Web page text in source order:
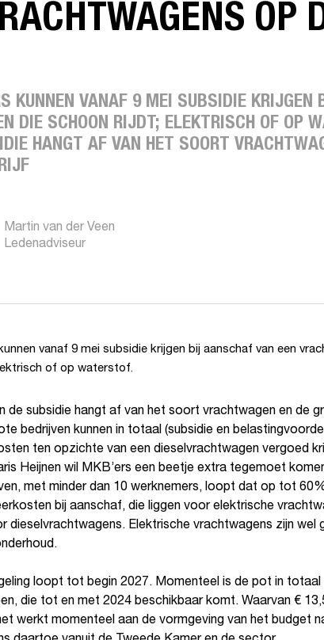
OP
KUNNEN VANAF 9 MEI SUBSIDIE KRIJGEN
DIE SCHOON RIJDT; ELEKTRISCH OF OP
HANGT AF VAN HET SOORT
Martin van der Veen
Ledenadviseur
vanaf 9 mei subsidie krijgen bij aanschaf van een
of op waterstof.
de subsidie hangt af van het soort vrachtwagen en de
bedrijven kunnen in totaal (subsidie en
ten opzichte van een dieselvrachtwagen vergoed
Heijnen wil MKB’ers een beetje extra tegemoet
met minder dan 10 werknemers, loopt dat op tot
bij aanschaf, die liggen voor elektrische
dieselvrachtwagens. Elektrische vrachtwagens zijn wel
loopt tot begin 2027. Momenteel is de pot in totaal
die tot en met 2024 beschikbaar komt. Waarvan €
werkt momenteel aan de vormgeving van het budget